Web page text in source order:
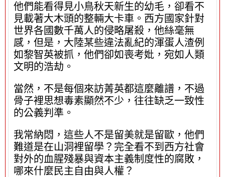
他們能看得見小鳥秋天新生的幼毛，卻看不
見載著大木頭的整輛大卡車。西方國家針對
世界各國數千萬人的侵略屠殺，他絲毫無
感，但是，大陸某些違法亂紀的渾蛋人渣例
如黎智英被抓，他們卻如喪考妣，宛如人類
文明的浩劫。
當然，不是每個來訪菁英都這麼離譜，不過
骨子裡思想毒素顯然不少，往往缺乏一致性
的公義判準。
我常納悶，這些人不是留美就是留歐，他們
難道是在山洞裡留學？完全看不到西方社會
對外的血腥殘暴與資本主義制度性的腐敗，
哪來什麼民主自由與人權？